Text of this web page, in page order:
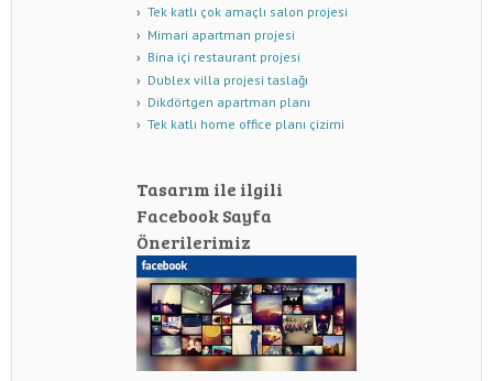
Tek katlı çok amaçlı salon projesi
Mimari apartman projesi
Bina içi restaurant projesi
Dublex villa projesi taslağı
Dikdörtgen apartman planı
Tek katlı home office planı çizimi
Tasarım ile ilgili
Facebook Sayfa
Önerilerimiz